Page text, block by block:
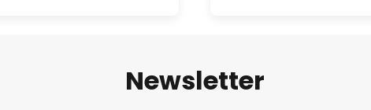
Newsletter